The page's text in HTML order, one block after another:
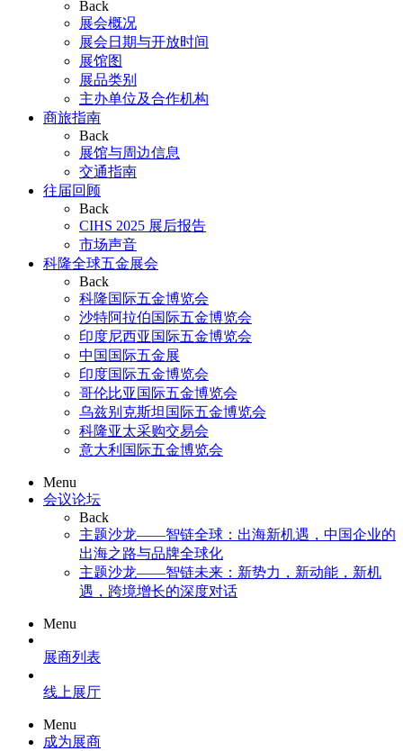
Back
展会概况
展会日期与开放时间
展馆图
展品类别
主办单位及合作机构
商旅指南
Back
展馆与周边信息
交通指南
往届回顾
Back
CIHS 2025 展后报告
市场声音
科隆全球五金展会
Back
科隆国际五金博览会
沙特阿拉伯国际五金博览会
印度尼西亚国际五金博览会
中国国际五金展
印度国际五金博览会
哥伦比亚国际五金博览会
乌兹别克斯坦国际五金博览会
科隆亚太采购交易会
意大利国际五金博览会
Menu
会议论坛
Back
主题沙龙——智链全球：出海新机遇，中国企业的
出海之路与品牌全球化
主题沙龙——智链未来：新势力，新动能，新机
遇，跨境增长的深度对话
Menu
展商列表
线上展厅
Menu
成为展商